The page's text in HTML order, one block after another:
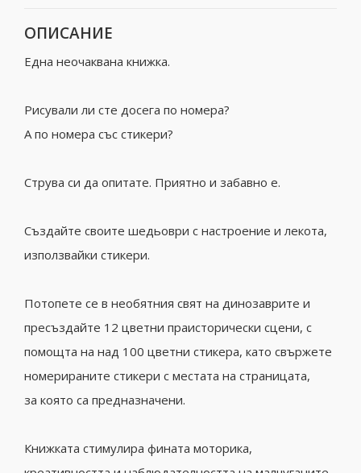
ОПИСАНИЕ
Една неочаквана книжка.
Рисували ли сте досега по номера?
А по номера със стикери?
Струва си да опитате. Приятно и забавно е.
Създайте своите шедьоври с настроение и лекота,
използвайки стикери.
Потопете се в необятния свят на динозаврите и
пресъздайте 12 цветни праисторически сцени, с
помощта на над 100 цветни стикера, като свържете
номерираните стикери с местата на страницата,
за която са предназначени.
Книжката стимулира фината моторика,